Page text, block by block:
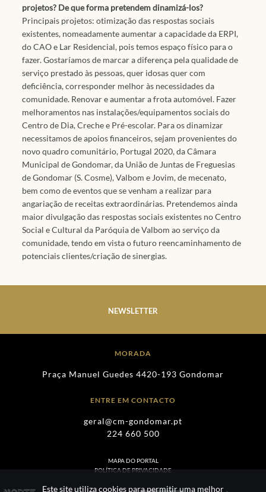
projetos? De que forma pretendem dinamizá-los?
Principais projetos: otimização das respostas sociais
existentes, nomeadamente aumentar a capacidade da ERPI,
do CAO e Lar Residencial, pois temos espaço físico para o
fazer. Gostaríamos de marcar a diferença pela qualidade de
serviço prestado às pessoas, quer idosas quer com
deficiência, corresponder melhor às necessidades da
comunidade. Renovar e aumentar a frota automóvel. Fazer
melhoramentos nas instalações/equipamentos sociais do
Centro de Dia, Creche e Pré-escolar. Para os dinamizar
necessitamos de apoios financeiros, sejam provenientes do
novo quadro comunitário, Portugal 2020, da Câmara
Municipal de Gondomar, da União de Juntas de Freguesias
de Gondomar (S. Cosme), Valbom e Jovim, de mecenato,
bem como de eventos que se venham a realizar para
angariação de receitas extraordinárias. Pretendemos ainda
maior divulgação das respostas sociais existentes no Centro
Social e Cultural da Paróquia de Valbom ao serviço da
comunidade, tendo em vista o futuro reencaminhamento de
potenciais clientes/criação de sinergias.
NEWSLETTER
MORADA
Praça Manuel Guedes 4420-193 Gondomar
ENTRE EM CONTACTO
geral@cm-gondomar.pt
224 660 500
MAPA DO PORTAL
POLÍTICA DE PRIVACIDADE
Este site utiliza cookies para permitir uma melhor